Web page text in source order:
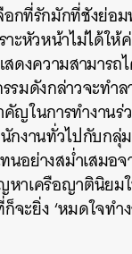
กที่รักมักที่ชังย่อ
าะหัวหน้าไม่ได้ใ
ดงความสามารถ
มดังกล่าวจะทำล
คัญในการทำงาน
งานทั่วไปกับกลุ่ม
อย่างสม่ำเสมอจ
าเครือญาตินิยม
จะยิ่ง ‘หมดใจทำ